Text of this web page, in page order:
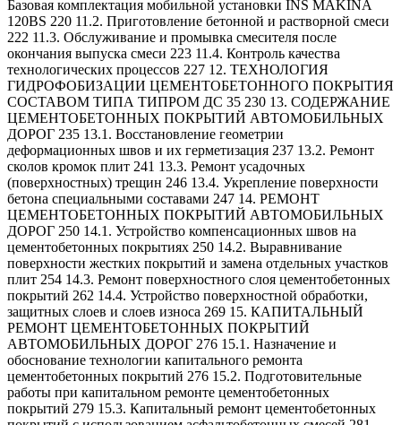
Базовая комплектация мобильной установки INS MAKINA
120BS 220 11.2. Приготовление бетонной и растворной смеси
222 11.3. Обслуживание и промывка смесителя после
окончания выпуска смеси 223 11.4. Контроль качества
технологических процессов 227 12. ТЕХНОЛОГИЯ
ГИДРОФОБИЗАЦИИ ЦЕМЕНТОБЕТОННОГО ПОКРЫТИЯ
СОСТАВОМ ТИПА ТИПРОМ ДС 35 230 13. СОДЕРЖАНИЕ
ЦЕМЕНТОБЕТОННЫХ ПОКРЫТИЙ АВТОМОБИЛЬНЫХ
ДОРОГ 235 13.1. Восстановление геометрии
деформационных швов и их герметизация 237 13.2. Ремонт
сколов кромок плит 241 13.3. Ремонт усадочных
(поверхностных) трещин 246 13.4. Укрепление поверхности
бетона специальными составами 247 14. РЕМОНТ
ЦЕМЕНТОБЕТОННЫХ ПОКРЫТИЙ АВТОМОБИЛЬНЫХ
ДОРОГ 250 14.1. Устройство компенсационных швов на
цементобетонных покрытиях 250 14.2. Выравнивание
поверхности жестких покрытий и замена отдельных участков
плит 254 14.3. Ремонт поверхностного слоя цементобетонных
покрытий 262 14.4. Устройство поверхностной обработки,
защитных слоев и слоев износа 269 15. КАПИТАЛЬНЫЙ
РЕМОНТ ЦЕМЕНТОБЕТОННЫХ ПОКРЫТИЙ
АВТОМОБИЛЬНЫХ ДОРОГ 276 15.1. Назначение и
обоснование технологии капитального ремонта
цементобетонных покрытий 276 15.2. Подготовительные
работы при капитальном ремонте цементобетонных
покрытий 279 15.3. Капитальный ремонт цементобетонных